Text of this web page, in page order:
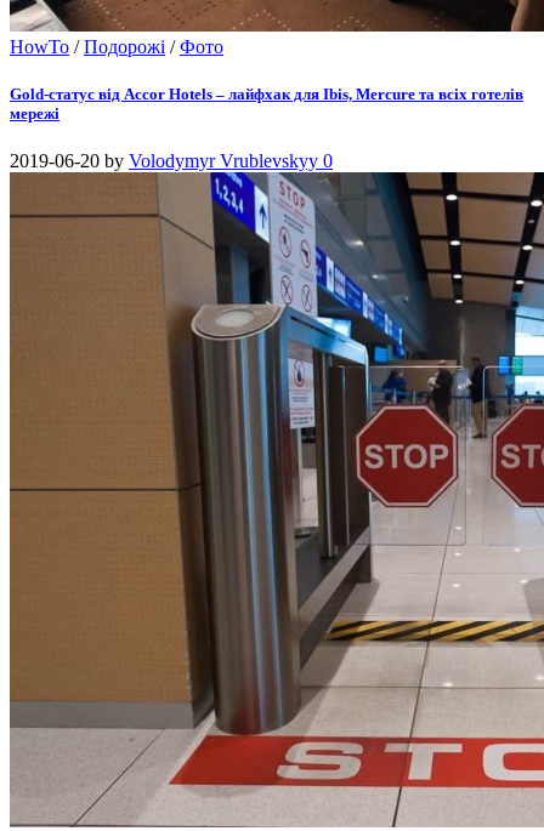
HowTo /Подорожі /Фото
Gold-статус від Accor Hotels – лайфхак для Ibis, Mercure та всіх готелів
мережі
2019-06-20 by Volodymyr Vrublevskyy 0